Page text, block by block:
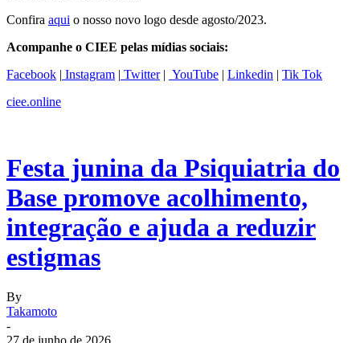
Confira aqui o nosso novo logo desde agosto/2023.
Acompanhe o CIEE pelas mídias sociais:
Facebook | Instagram | Twitter| YouTube | Linkedin | Tik Tok
ciee.online
Festa junina da Psiquiatria do
Base promove acolhimento,
integração e ajuda a reduzir
estigmas
By
Takamoto
-
27 de junho de 2026